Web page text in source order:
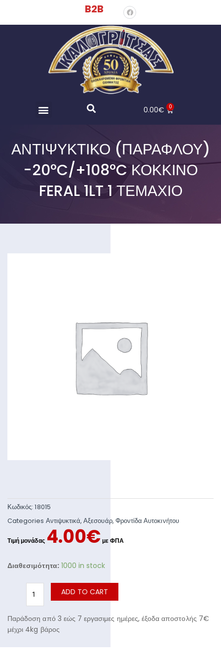
B2B
0.00€ 0
ΑΝΤΙΨΥΚΤΙΚΌ (ΠΑΡΑΦΛΟΎ)
-20°C/+108°C ΚΌΚΚΙΝΟ
FERAL 1LT 1 ΤΕΜΆΧΙΟ
Κωδικός:18015
Categories Αντιψυκτικά,Αξεσουάρ, Φροντίδα Αυτοκινήτου
4.00€
Διαθεσιμότητα: 1000 in stock
ADD TO CART
Παράδοση από 3 εώς 7 εργασιμες ημέρες, έξοδα αποστολής 7€
μέχρι 4kg βάρος